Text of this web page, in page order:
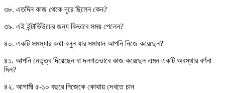
৩৮. এতদিন কাজ থেকে দূরে ছিলেন কেন?
৩৯. এই ইন্টার্ভিউয়ের জন্য কিভাবে সময় পেলেন?
৪০. একটি সমস্যার কথা বলুন যার সমাধান আপনি নিজে করেছেন?
৪১. আপনি নেতৃত্ব দিয়েছেন বা দলগতভাবে কাজ করেছেন এমন একটি অবস্থার বর্ণনা
দিন?
৪২. আগামী ৫-১০ বছরে নিজেকে কোথায় দেখতে চান